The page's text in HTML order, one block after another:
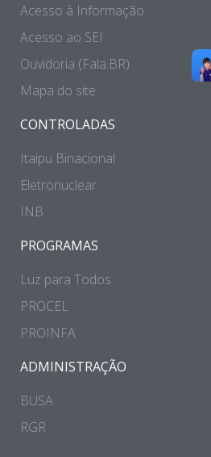
Acesso à Informação
Acesso ao SEI
Ouvidoria (Fala.BR)
Mapa do site
CONTROLADAS
Itaipu Binacional
Eletronuclear
INB
PROGRAMAS
Luz para Todos
PROCEL
PROINFA
ADMINISTRAÇÃO
BUSA
RGR